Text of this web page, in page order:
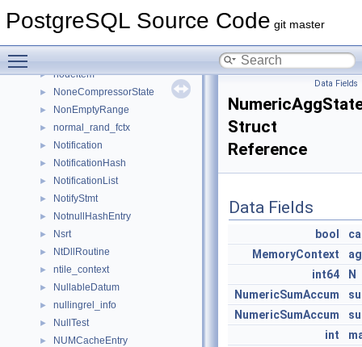
PostgreSQL Source Code git master
► NODE
► nodeitem
► NoneCompressorState
► NonEmptyRange
► normal_rand_fctx
► Notification
► NotificationHash
► NotificationList
► NotifyStmt
► NotnullHashEntry
► Nsrt
► NtDllRoutine
► ntile_context
► NullableDatum
► nullingrel_info
► NullTest
► NUMCacheEntry
Data Fields
Struct
Reference
Data Fields
bool
MemoryContext
int64
N
NumericSumAccum
NumericSumAccum
int